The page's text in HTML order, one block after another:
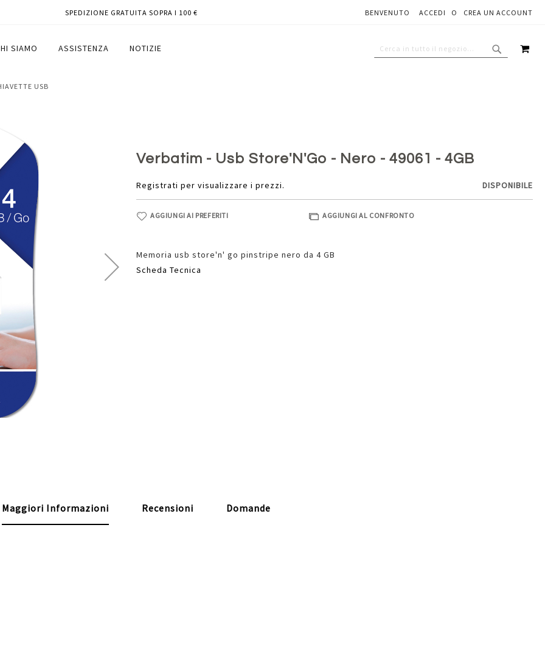
BENVENUTO ACCEDI CREA UN ACCOUNT
SPEDIZIONE GRATUITA SOPRA I 100 €
SIAMO ASSISTENZA NOTIZIE
USB
Verbatim - Usb Store'N'Go - Nero - 49061 - 4GB
Registrati per visualizzare i prezzi. DISPONIBILE
AGGIUNGI AI PREFERITI AGGIUNGI AL CONFRONTO
Memoria usb store'n' go pinstripe nero da 4 GB
Scheda Tecnica
Maggiori Informazioni Recensioni Domande